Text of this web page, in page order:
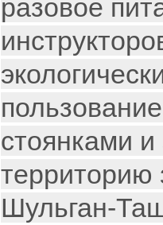
разовое
стоянками
территорию
Шульган-